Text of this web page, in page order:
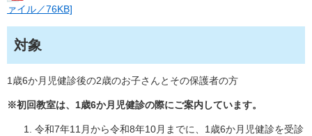
ァイル／76KB]
対象
1歳6か月児健診後の2歳のお子さんとその保護者の方
※初回教室は、1歳6か月児健診の際にご案内しています。
令和7年11月から令和8年10月までに、1歳6か月児健診を受診